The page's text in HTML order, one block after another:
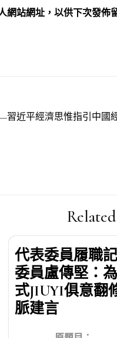
網站網址，以供下次發佈
習近平經濟思惟指引中國
代表委員履職
委員盧傳堅：
式JIUYI俱意翻
脈建言